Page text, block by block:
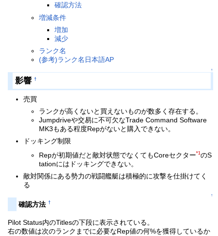
確認方法
増減条件
増加
減少
ランク名
(参考)ランク名日本語AP
↑
影響 †
売買
ランクが高くないと買えないものが数多く存在する。
Jumpdriveや交易に不可欠なTrade Command Software
MK3もある程度Repがないと購入できない。
ドッキング制限
Repが初期値だと敵対状態でなくてもCoreセクター*1のS
tationにはドッキングできない。
敵対関係にある勢力の戦闘艦艇は積極的に攻撃を仕掛けてく
る
↑
確認方法 †
Pilot Status内のTitlesの下段に表示されている。
右の数値は次のランクまでに必要なRep値の何%を獲得しているか